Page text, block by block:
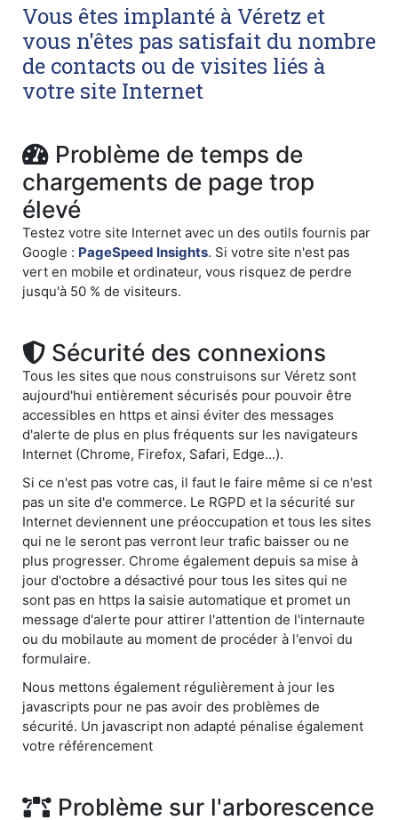
Vous êtes implanté à Véretz et
vous n'êtes pas satisfait du nombre
de contacts ou de visites liés à
votre site Internet
Problème de temps de
chargements de page trop
élevé
Testez votre site Internet avec un des outils fournis par
Google : PageSpeed Insights. Si votre site n'est pas
vert en mobile et ordinateur, vous risquez de perdre
jusqu'à 50 % de visiteurs.
Sécurité des connexions
Tous les sites que nous construisons sur Véretz sont
aujourd'hui entièrement sécurisés pour pouvoir être
accessibles en https et ainsi éviter des messages
d'alerte de plus en plus fréquents sur les navigateurs
Internet (Chrome, Firefox, Safari, Edge...).
Si ce n'est pas votre cas, il faut le faire même si ce n'est
pas un site d'e commerce. Le RGPD et la sécurité sur
Internet deviennent une préoccupation et tous les sites
qui ne le seront pas verront leur trafic baisser ou ne
plus progresser. Chrome également depuis sa mise à
jour d'octobre a désactivé pour tous les sites qui ne
sont pas en https la saisie automatique et promet un
message d'alerte pour attirer l'attention de l'internaute
ou du mobilaute au moment de procéder à l'envoi du
formulaire.
Nous mettons également régulièrement à jour les
javascripts pour ne pas avoir des problèmes de
sécurité. Un javascript non adapté pénalise également
votre référencement
Problème sur l'arborescence